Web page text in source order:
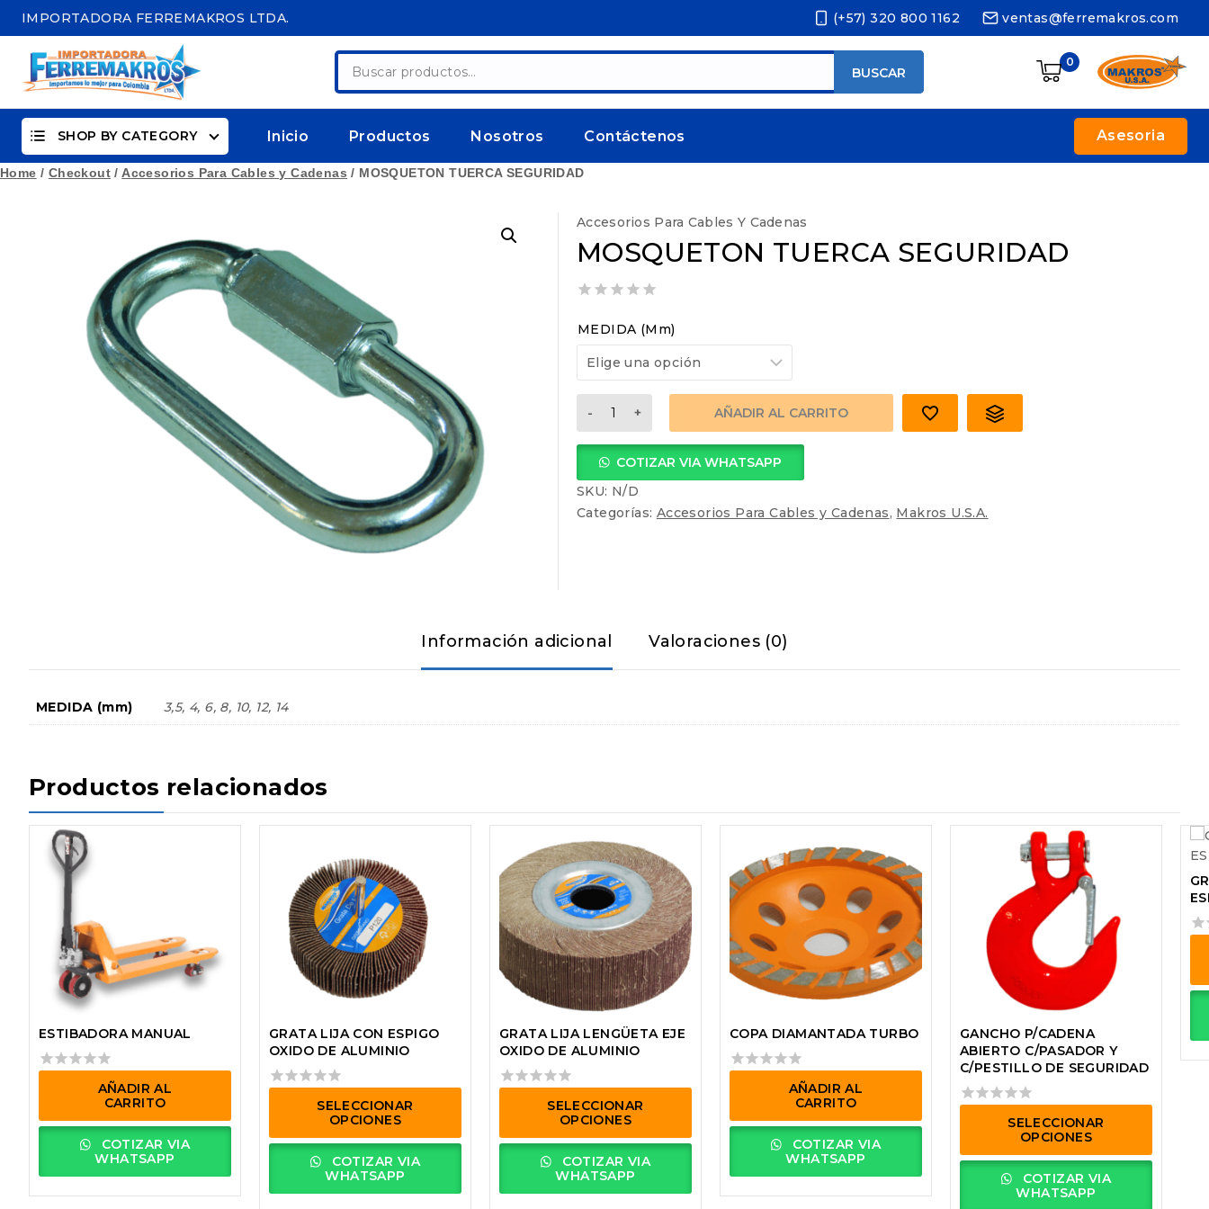
content
IMPORTADORA FERREMAKROS LTDA. (+57) 320 800 1162 ventas@ferremakros.com
Buscar
por:
BUSCAR
0
SHOP BY CATEGORY Inicio Productos Nosotros Contáctenos Asesoria
Home / Checkout / Accesorios Para Cables y Cadenas / MOSQUETON TUERCA SEGURIDAD
Accesorios Para Cables Y Cadenas
MOSQUETON TUERCA SEGURIDAD
out
of
MEDIDA (mm)
MOSQUETON
SEGURIDAD
cantidad
AÑADIR AL CARRITO
COTIZAR VIA WHATSAPP
SKU: N/D
Categorías: Accesorios Para Cables y Cadenas, Makros U.S.A.
Información adicional Valoraciones (0)
MEDIDA (mm) 3,5, 4, 6, 8, 10, 12, 14
Productos relacionados
ESTIBADORA MANUAL
5
AÑADIR AL
CARRITO
COTIZAR VIA
WHATSAPP
GRATA LIJA CON ESPIGO
OXIDO DE ALUMINIO
5
SELECCIONAR
OPCIONES
Este
producto
tiene
COTIZAR VIA
WHATSAPP
GRATA LIJA LENGÜETA EJE
OXIDO DE ALUMINIO
5
SELECCIONAR
OPCIONES
Este
producto
tiene
COTIZAR VIA
WHATSAPP
COPA DIAMANTADA TURBO
5
AÑADIR AL
CARRITO
COTIZAR VIA
WHATSAPP
GANCHO P/CADENA
ABIERTO C/PASADOR Y
C/PESTILLO DE SEGURIDAD
5
SELECCIONAR
OPCIONES
Este
producto
COTIZAR VIA
WHATSAPP
5